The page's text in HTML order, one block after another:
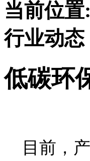
当前位置:
行业动态
低碳环
目前，产